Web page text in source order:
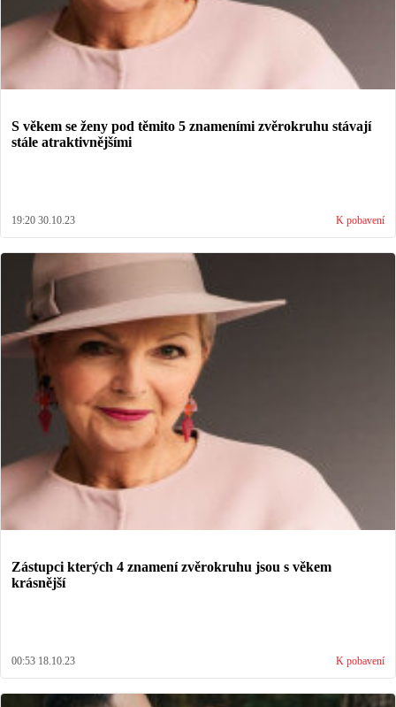
S věkem se ženy pod těmito 5 znameními zvěrokruhu stávají
stále atraktivnějšími
19:20 30.10.23 K pobavení
Zástupci kterých 4 znamení zvěrokruhu jsou s věkem
krásnější
00:53 18.10.23 K pobavení